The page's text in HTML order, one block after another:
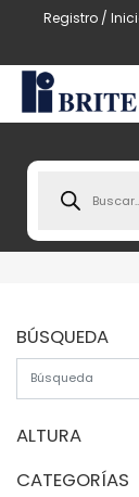
Registro /
search
BÚSQUEDA
ALTURA
CATEGORÍAS